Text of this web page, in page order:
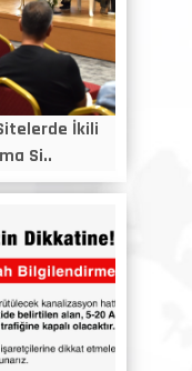
İkili
Si..